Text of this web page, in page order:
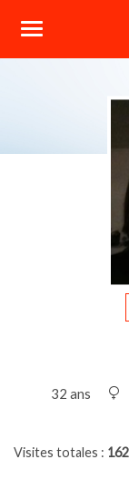
32 ans
Visites totales 162